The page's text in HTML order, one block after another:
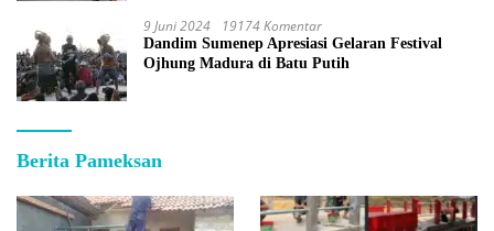
9 Juni 2024 19174 Komentar
Dandim Sumenep Apresiasi Gelaran Festival
Ojhung Madura di Batu Putih
Berita Pameksan